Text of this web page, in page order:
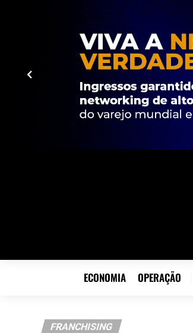
ECONOMIA OPERAÇÃO
FRANCHISING